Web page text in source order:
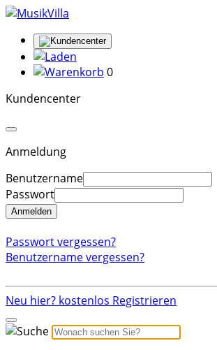
0
Kundencenter
Anmeldung
Benutzername
Passwort
Anmelden
Passwort vergessen?
Benutzername vergessen?
Neu hier? kostenlos Registrieren